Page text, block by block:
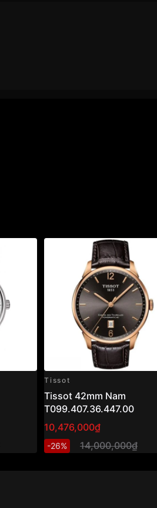
Tissot
Tissot 42mm Nam
T099.407.36.447.00
10,476,000₫
-26% 14,000,000₫